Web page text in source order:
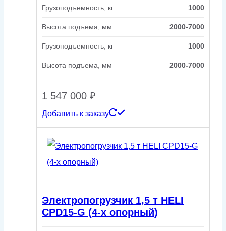
Грузоподъемность, кг 1000
Высота подъема, мм 2000-7000
Грузоподъемность, кг 1000
Высота подъема, мм 2000-7000
1 547 000 ₽
Добавить к заказу
Электропогрузчик 1,5 т HELI
CPD15-G (4-х опорный)